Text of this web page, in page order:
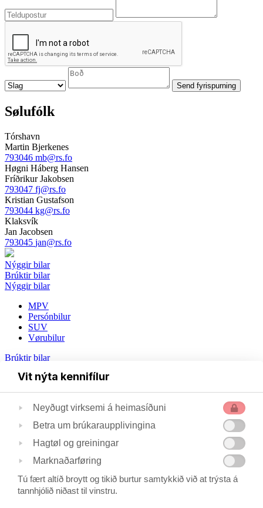
Sølufólk
Tórshavn
Martin Bjerkenes
793046 mb@rs.fo
Høgni Háberg Hansen
Fríðrikur Jakobsen
793047 fj@rs.fo
Kristian Gustafson
793044 kg@rs.fo
Klaksvík
Jan Jacobsen
793045 jan@rs.fo
Nýggir bilar
Brúktir bilar
Nýggir bilar
MPV
Persónbilur
SUV
Vørubilur
Brúktir bilar
Persónbilar
Tilhoyr
Um okkum
Søgan
Umhvørvi
Starvsfólk
Vit nýta kennifílur
Neyðugt virksemi á heimasíðuni
Betra um brúkaraupplivingina
Hagtøl og greiningar
Marknaðarføring
Tú fært altíð broytt og tikið burtur samtykkið við at trýsta á
tannhjólið niðast til vinstru.